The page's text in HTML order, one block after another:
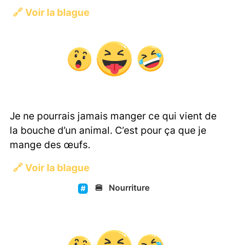
🔗 Voir la blague
Je ne pourrais jamais manger ce qui vient de
la bouche d’un animal. C’est pour ça que je
mange des œufs.
🔗 Voir la blague
🍔 Nourriture